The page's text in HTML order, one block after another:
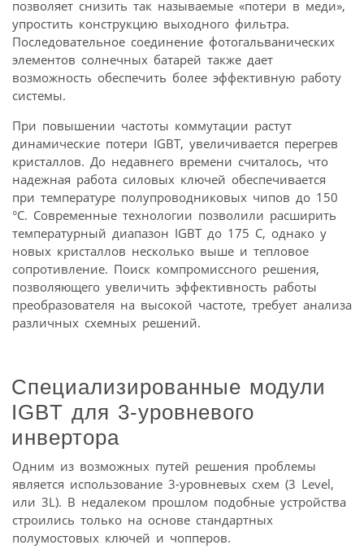
позволяет снизить так называемые «потери в меди»,
упростить конструкцию выходного фильтра.
Последовательное соединение фотогальванических
элементов солнечных батарей также дает
возможность обеспечить более эффективную работу
системы.
При повышении частоты коммутации растут
динамические потери IGBT, увеличивается перегрев
кристаллов. До недавнего времени считалось, что
надежная работа силовых ключей обеспечивается
при температуре полупроводниковых чипов до 150
°С. Современные технологии позволили расширить
температурный диапазон IGBT до 175 С, однако у
новых кристаллов несколько выше и тепловое
сопротивление. Поиск компромиссного решения,
позволяющего увеличить эффективность работы
преобразователя на высокой частоте, требует анализа
различных схемных решений.
Специализированные модули
IGBT для 3-уровневого
инвертора
Одним из возможных путей решения проблемы
является использование 3-уровневых схем (3 Level,
или 3L). В недалеком прошлом подобные устройства
строились только на основе стандартных
полумостовых ключей и чопперов.